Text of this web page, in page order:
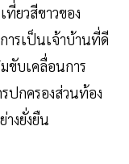
ที่ยวสีขาวของ
ารเป็นเจ้าบ้านที่ดี
ขับเคลื่อนการ
ปกครองส่วนท้อง
งยั่งยืน